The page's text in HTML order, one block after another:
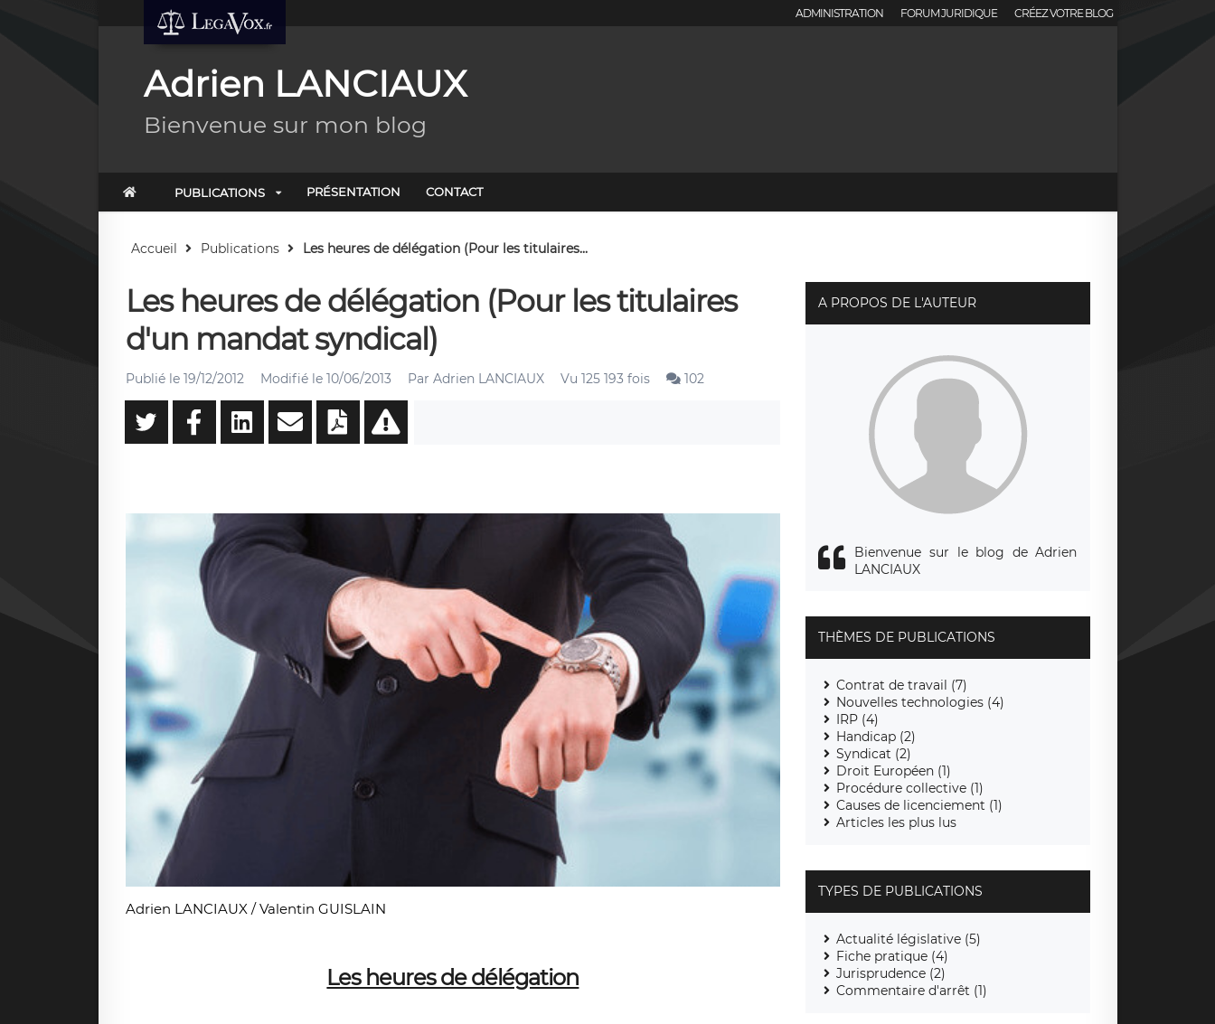
ADMINISTRATION FORUM JURIDIQUE CRÉEZ VOTRE BLOG
Adrien LANCIAUX
Bienvenue sur mon blog
PUBLICATIONS PRÉSENTATION CONTACT
Accueil Publications Les heures de délégation (Pour les titulaires...
Les heures de délégation (Pour les titulaires
d'un mandat syndical)
Publié le 19/12/2012 Modifié le 10/06/2013 Par Adrien LANCIAUX Vu 125 193 fois 102
Adrien LANCIAUX / Valentin GUISLAIN
Les heures de délégation
A PROPOS DE L'AUTEUR
Bienvenue sur le blog de Adrien
LANCIAUX
THÈMES DE PUBLICATIONS
Contrat de travail (7)
Nouvelles technologies (4)
IRP (4)
Handicap (2)
Syndicat (2)
Droit Européen (1)
Procédure collective (1)
Causes de licenciement (1)
Articles les plus lus
TYPES DE PUBLICATIONS
Actualité législative (5)
Fiche pratique (4)
Jurisprudence (2)
Commentaire d'arrêt (1)